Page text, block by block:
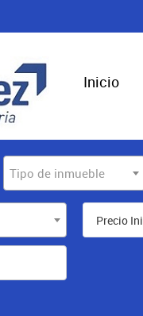
Inicio
Tipo de inmueble